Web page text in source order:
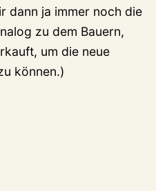
dann ja immer noch die
zu dem Bauern,
um die neue
können.)